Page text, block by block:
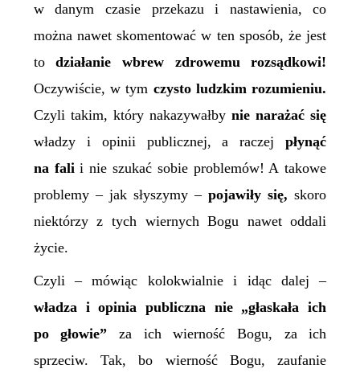
w danym czasie przekazu i nastawienia, co
można nawet skomentować w ten sposób, że jest
todziałanie wbrew zdrowemu rozsądkowi!
Oczywiście, w tym czysto ludzkim rozumieniu.
Czyli takim, który nakazywałbynie narażać się
władzy i opinii publicznej, a raczejpłynąć
na falii nie szukać sobie problemów! A takowe
problemy – jak słyszymy –pojawiły się,skoro
niektórzy z tych wiernych Bogu nawet oddali
życie.
Czyli – mówiąc kolokwialnie i idąc dalej –
władza i opinia publiczna nie „głaskała ich
po głowie”za ich wierność Bogu, za ich
sprzeciw. Tak, bo wierność Bogu, zaufanie